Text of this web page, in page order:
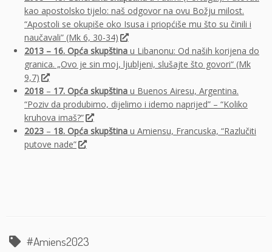
kao apostolsko tijelo: naš odgovor na ovu Božju milost.
“Apostoli se okupiše oko Isusa i priopćiše mu što su činili i
naučavali” (Mk 6, 30-34)
2013 – 16. Opća skupština u Libanonu: Od naših korijena do
granica. „Ovo je sin moj, ljubljeni, slušajte što govori“ (Mk
9,7)
2018 – 17. Opća skupština u Buenos Airesu, Argentina.
“Poziv da produbimo, dijelimo i idemo naprijed” – “Koliko
kruhova imaš?”
2023 – 18. Opća skupština u Amiensu, Francuska, “Razlučiti
putove nade”
#Amiens2023